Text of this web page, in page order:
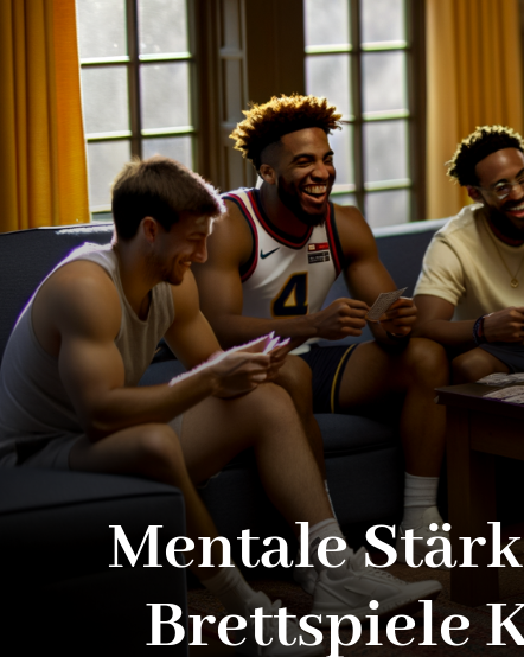
Mentale
Brettspiele